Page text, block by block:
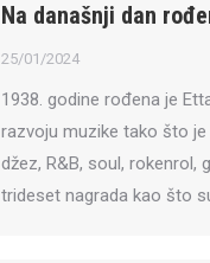
Na današnji dan
25/01/2024
1938. godine rođena je
razvoju muzike tako što
džez, R&B, soul,
trideset nagrada kao što